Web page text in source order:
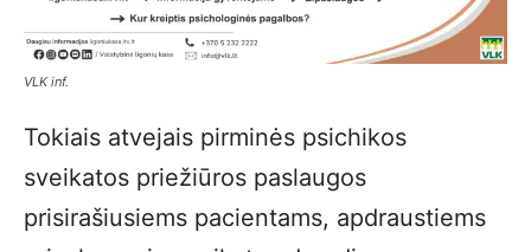
VLK inf.
Tokiais atvejais pirminės psichikos
sveikatos priežiūros paslaugos
prisirašiusiems pacientams, apdraustiems